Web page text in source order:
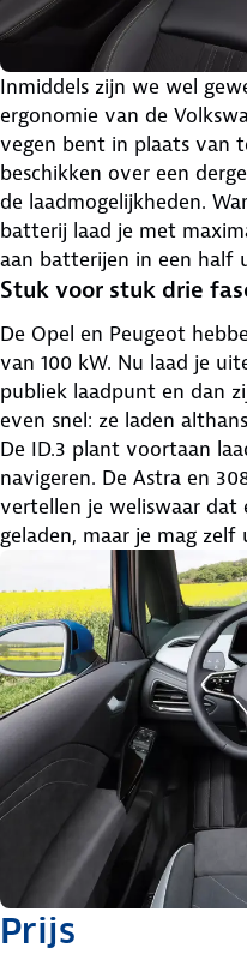
Inmiddels zijn we wel
ergonomie van de
vegen bent in plaats van
beschikken over een
de laadmogelijkheden.
batterij laad je met
aan batterijen in een half
Stuk voor stuk drie
De Opel en Peugeot
van 100 kW. Nu laad je
publiek laadpunt en dan
even snel: ze laden
De ID.3 plant voortaan
navigeren. De Astra en
vertellen je weliswaar
geladen, maar je mag
Prijs